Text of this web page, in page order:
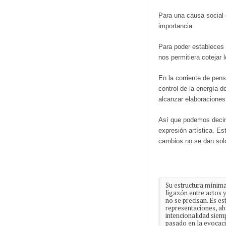
Para una causa
importancia.
Para poder
nos permitiera cotejar
En la corriente de
control de la energía
alcanzar
Así que podemos
expresión artística.
cambios no se dan
Su estructura
ligazón entre actos
no se precisan. Es
representaciones,
intencionalidad
pasado en la